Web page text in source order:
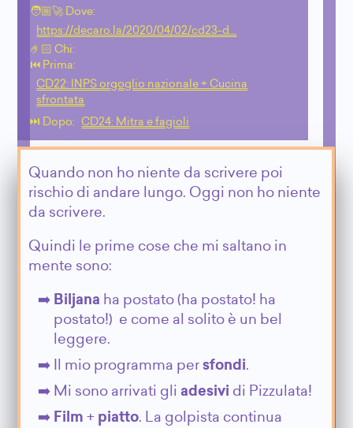
🧑🏼‍🚀 Dove:
https://decaro.la/2020/04/02/cd23-d…
🤌🏻 Chi:
⏮️ Prima:
CD22: INPS orgoglio nazionale + Cucina
sfrontata
⏭️ Dopo:
CD24: Mitra e fagioli
Quando non ho niente da scrivere poi
rischio di andare lungo. Oggi non ho niente
da scrivere.
Quindi le prime cose che mi saltano in
mente sono:
Biljana ha postato (ha postato! ha
postato!) e come al solito è un bel
leggere.
Il mio programma persfondi.
Mi sono arrivati gli adesivi di Pizzulata!
Film + piatto. La golpista continua